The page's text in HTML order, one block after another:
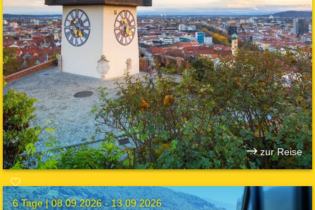
zur Reise
6 Tage |08.09.2026 - 13.09.2026